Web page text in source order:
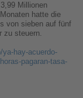
Millionen
hatte die
von sieben auf fünf
zu steuern.
hay-acuerdo-
pagaran-tasa-